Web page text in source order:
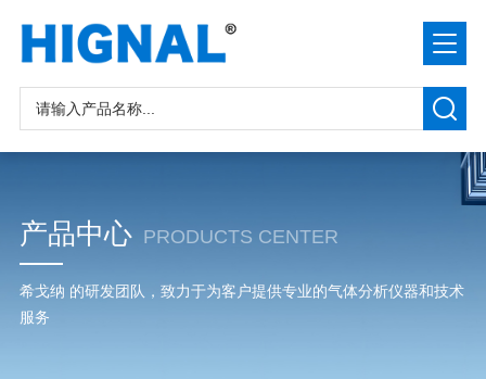
产品中心 PRODUCTS CENTER
希戈纳 的研发团队，致力于为客户提供专业的气体分析仪器和技术
服务